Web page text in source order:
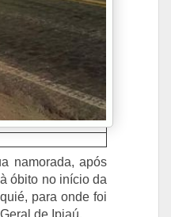
namorada, após
óbito no início da
para onde foi